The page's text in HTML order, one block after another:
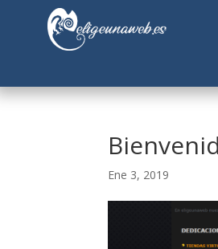
Ene 3, 2019